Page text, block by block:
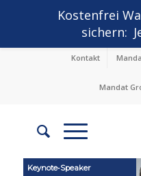
Kontakt
Mandat
Keynote‑Speaker
Kostenfrei
sichern: